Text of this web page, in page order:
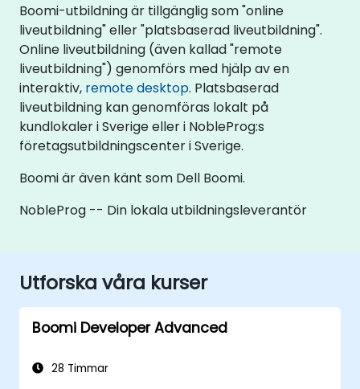
Boomi-utbildning är tillgänglig som "online
liveutbildning" eller "platsbaserad liveutbildning".
Online liveutbildning (även kallad "remote
liveutbildning") genomförs med hjälp av en
interaktiv, remote desktop. Platsbaserad
liveutbildning kan genomföras lokalt på
kundlokaler i Sverige eller i NobleProg:s
företagsutbildningscenter i Sverige.
Boomi är även känt som Dell Boomi.
NobleProg -- Din lokala utbildningsleverantör
Utforska våra kurser
Boomi Developer Advanced
28 Timmar